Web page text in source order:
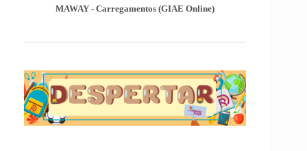
MAWAY - Carregamentos (GIAE Online)